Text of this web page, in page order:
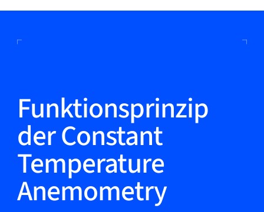
Funktionsprinzip
der Constant
Temperature
Anemometry